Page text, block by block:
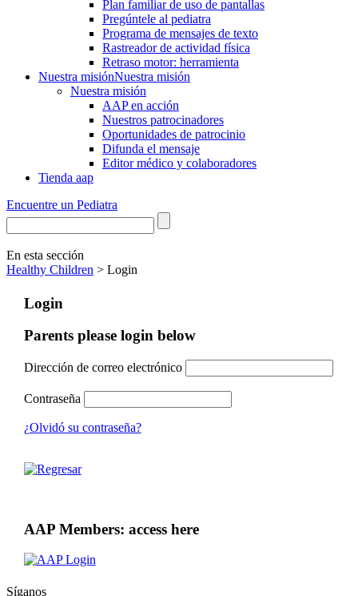
Plan familiar de uso de pantallas
Pregúntele al pediatra
Programa de mensajes de texto
Rastre​​ador de activida​d física
Retraso motor: herramienta
Nuestra misiónNuestra misión
Nuestra misión
AAP en acción
Nuestros patrocinadores
Oportunidades de patrocinio
Difunda el mensaje
Editor médico y colaboradores
Tienda aap
Encuentre un Pediatra
En esta sección
Healthy Children > Login
Login
Parents please login below
Dirección de correo electrónico
Contraseña
¿Olvidó su contraseña?
AAP Members: access here
Síganos